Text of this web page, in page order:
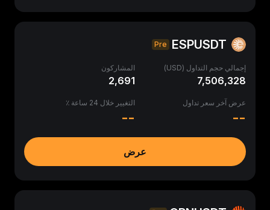
ESPUSDT
Pre
إجمالي حجم التداول (USD)
7,506,328
المشاركون
2,691
عرض آخر سعر تداول
--
التغيير خلال 24 ساعة ٪
--
عرض